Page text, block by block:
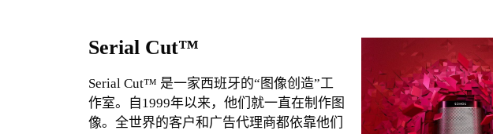
Serial Cut™
Serial Cut™ 是一家西班牙的“图像创造”工
作室。自1999年以来，他们就一直在制作图
像。全世界的客户和广告代理商都依靠他们